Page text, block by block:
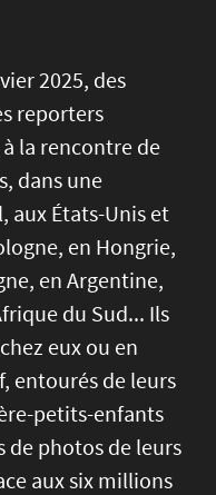
2025, des
reporters
à la rencontre de
dans une
aux États-Unis et
en Hongrie,
en Argentine,
du Sud... Ils
eux ou en
entourés de leurs
petits-enfants
de photos de leurs
aux six millions